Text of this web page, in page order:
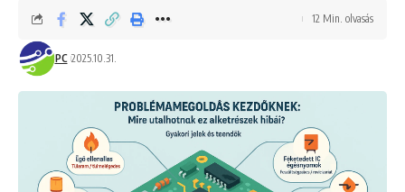
PC 2025.10.31.
12 Min. olvasás